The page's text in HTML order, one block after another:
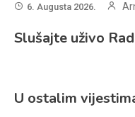
6. Augusta 2026.
Slušajte uživo
U ostalim